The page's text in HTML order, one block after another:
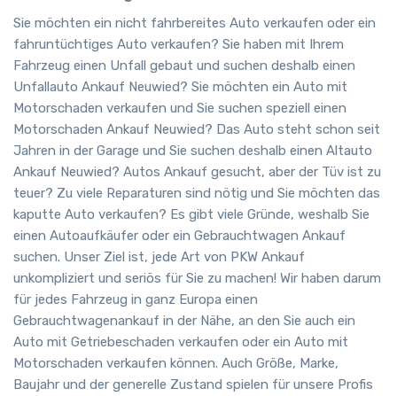
Sie möchten ein nicht fahrbereites Auto verkaufen oder ein
fahruntüchtiges Auto verkaufen? Sie haben mit Ihrem
Fahrzeug einen Unfall gebaut und suchen deshalb einen
Unfallauto Ankauf Neuwied? Sie möchten ein Auto mit
Motorschaden verkaufen und Sie suchen speziell einen
Motorschaden Ankauf Neuwied? Das Auto steht schon seit
Jahren in der Garage und Sie suchen deshalb einen Altauto
Ankauf Neuwied? Autos Ankauf gesucht, aber der Tüv ist zu
teuer? Zu viele Reparaturen sind nötig und Sie möchten das
kaputte Auto verkaufen? Es gibt viele Gründe, weshalb Sie
einen Autoaufkäufer oder ein Gebrauchtwagen Ankauf
suchen. Unser Ziel ist, jede Art von PKW Ankauf
unkompliziert und seriös für Sie zu machen! Wir haben darum
für jedes Fahrzeug in ganz Europa einen
Gebrauchtwagenankauf in der Nähe, an den Sie auch ein
Auto mit Getriebeschaden verkaufen oder ein Auto mit
Motorschaden verkaufen können. Auch Größe, Marke,
Baujahr und der generelle Zustand spielen für unsere Profis